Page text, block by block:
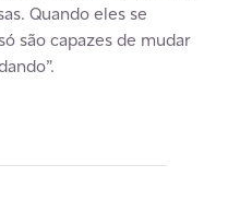
Quando eles se
são capazes de mudar